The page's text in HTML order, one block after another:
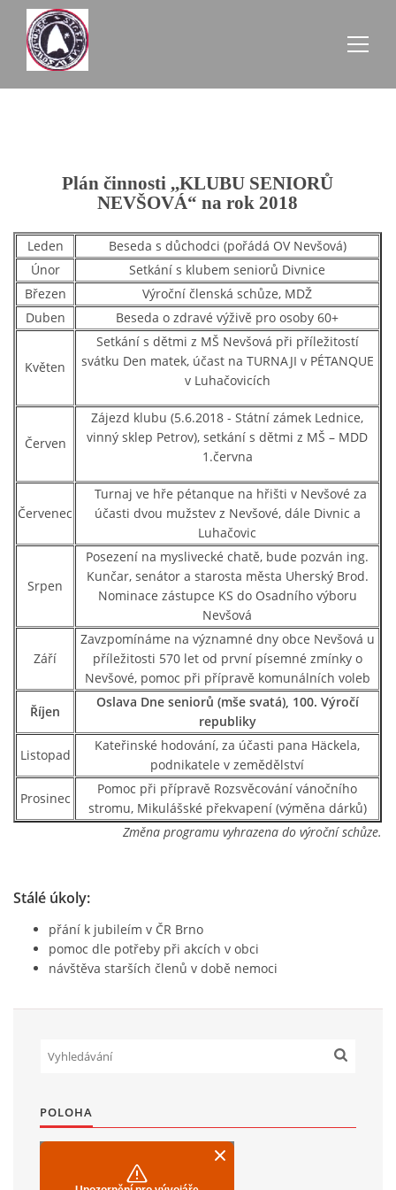
ZE SCHŮZÍ
ÚŘEDNÍ DESKA
O NEVŠOVÉ
SPOLKY
FOTOGALERIE
MATCH DAY
© 2026 eStránky.cz |Aktualizováno: 20. 7. 2026| Nahoru ↑
Plán činnosti ,,KLUBU SENIORŮ
NEVŠOVÁ“ na rok 2018
Leden
Beseda s důchodci (pořádá OV Nevšová)
Únor
Setkání s klubem seniorů Divnice
Březen
Výroční členská schůze, MDŽ
Duben
Beseda o zdravé výživě pro osoby 60+
Květen
Setkání s dětmi z MŠ Nevšová při příležitostí
svátku Den matek, účast na TURNAJI v PÉTANQUE
v Luhačovicích
Červen
Zájezd klubu (5.6.2018 - Státní zámek Lednice,
vinný sklep Petrov), setkání s dětmi z MŠ – MDD
1.června
Červenec
Turnaj ve hře pétanque na hřišti v Nevšové za
účasti dvou mužstev z Nevšové, dále Divnic a
Luhačovic
Srpen
Posezení na myslivecké chatě, bude pozván ing.
Kunčar, senátor a starosta města Uherský Brod.
Nominace zástupce KS do Osadního výboru
Nevšová
Září
Zavzpomínáme na významné dny obce Nevšová u
příležitosti 570 let od první písemné zmínky o
Nevšové, pomoc při přípravě komunálních voleb
Říjen
Oslava Dne seniorů (mše svatá), 100. Výročí
republiky
Listopad
Kateřinské hodování, za účasti pana Häckela,
podnikatele v zemědělství
Prosinec
Pomoc při přípravě Rozsvěcování vánočního
stromu, Mikulášské překvapení (výměna dárků)
Změna programu vyhrazena do výroční schůze.
Stálé úkoly:
přání k jubileím v ČR Brno
pomoc dle potřeby při akcích v obci
návštěva starších členů v době nemoci
POLOHA